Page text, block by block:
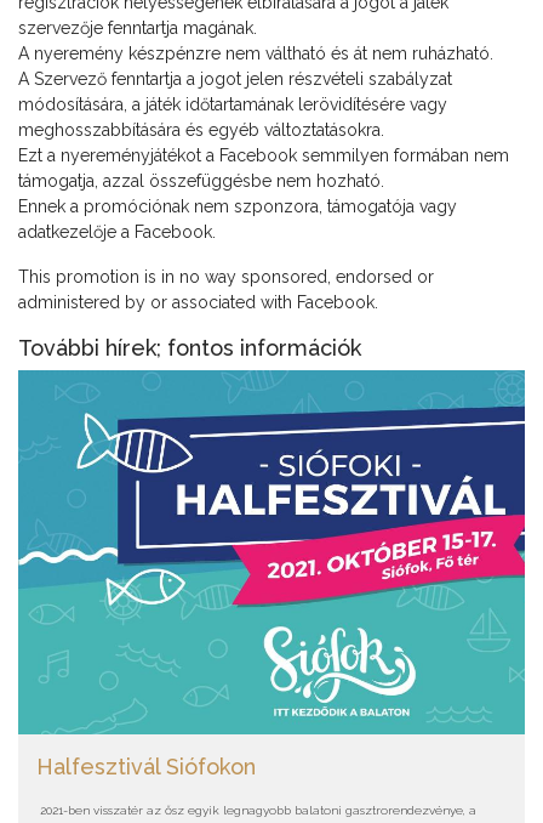
szervezője fenntartja magának.
A nyeremény készpénzre nem váltható és át nem ruházható.
A Szervező fenntartja a jogot jelen részvételi szabályzat
módosítására, a játék időtartamának lerövidítésére vagy
meghosszabbítására és egyéb változtatásokra.
Ezt a nyereményjátékot a Facebook semmilyen formában nem
támogatja, azzal összefüggésbe nem hozható.
Ennek a promóciónak nem szponzora, támogatója vagy
adatkezelője a Facebook.
This promotion is in no way sponsored, endorsed or
administered by or associated with Facebook.
További hírek; fontos információk
Halfesztivál Siófokon
2021-ben visszatér az ősz egyik legnagyobb balatoni gasztrorendezvénye, a